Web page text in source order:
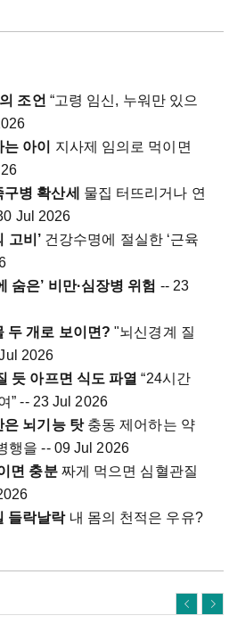
조언 “고령 임신, 누워만 있으
아이
지사제 임의로 먹이면
병 확산세
물집 터뜨리거나 연
Jul 2026
고비’건강수명에 절실한 ‘근육
숨은’ 비만·심장병 위험 -- 23
두 개로 보이면?"뇌신경계 질
2026
듯 아프면 식도 파열 “24시간
” -- 23 Jul 2026
뇌기능 탓충동 제어하는 약
행을 -- 09 Jul 2026
면 충분짜게 먹으면 심혈관질
들락날락내 몸의 천적은 우유?